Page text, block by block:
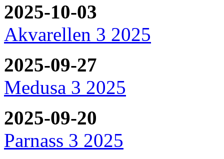
2025-10-03
Akvarellen 3 2025
2025-09-27
Medusa 3 2025
2025-09-20
Parnass 3 2025